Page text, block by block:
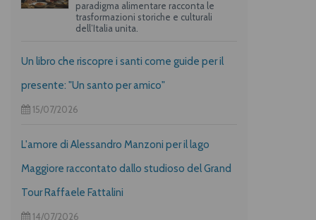
paradigma alimentare racconta le
trasformazioni storiche e culturali
dell’Italia unita.
Un libro che riscopre i santi come guide per il
presente: "Un santo per amico"
15/07/2026
L'amore di Alessandro Manzoni per il lago
Maggiore raccontato dallo studioso del Grand
Tour Raffaele Fattalini
14/07/2026